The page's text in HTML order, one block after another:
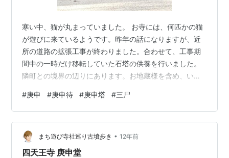
寒い中、猫が丸まっていました。 お寺には、何匹かの猫
が遊びに来ているようです。昨年の話になりますが、近
所の道路の拡張工事が終わりました。合わせて、工事期
間中の一時だけ移転していた石塔の供養を行いました。
隣町との境界の辺りにあります。お地蔵様を含め、いく
（1813）11月の二十三夜塔です。本尊とする勢至菩薩の
梵字（サク）も刻まれています。普濟寺参道にある如意
輪観音堂の隣にも、二十三夜塔の石碑がありますが、上
の方が欠けていました。おそらく、同じように勢至菩薩
の梵字があったのでしょう。 www.mizu-kuki.work 庚申
#庚申 #庚申待 #庚申塔 #三尸
まち遊び寺社巡り古墳歩き • 12年前
四天王寺 庚申堂